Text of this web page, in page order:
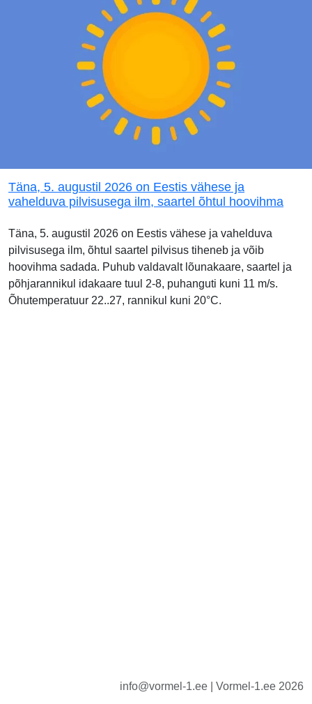
Täna, 5. augustil 2026 on Eestis vähese ja
vahelduva pilvisusega ilm, saartel õhtul hoovihma
Täna, 5. augustil 2026 on Eestis vähese ja vahelduva
pilvisusega ilm, õhtul saartel pilvisus tiheneb ja võib
hoovihma sadada. Puhub valdavalt lõunakaare, saartel ja
põhjarannikul idakaare tuul 2-8, puhanguti kuni 11 m/s.
Õhutemperatuur 22..27, rannikul kuni 20°C.
info@vormel-1.ee | Vormel-1.ee 2026